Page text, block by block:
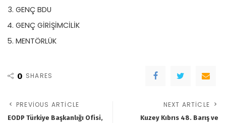
GENÇ BDU
GENÇ GİRİŞİMCİLİK
MENTÖRLÜK
0 SHARES
PREVIOUS ARTICLE
EODP Türkiye Başkanlığı Ofisi,
NEXT ARTICLE
Kuzey Kıbrıs 48. Barış ve